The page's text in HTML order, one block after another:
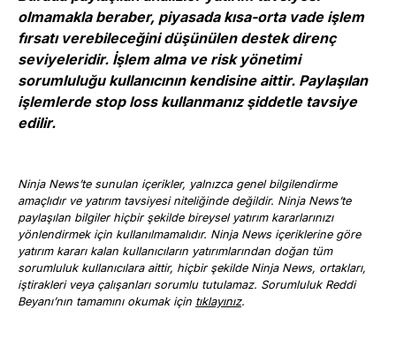
olmamakla beraber, piyasada kısa-orta vade işlem
fırsatı verebileceğini düşünülen destek direnç
seviyeleridir. İşlem alma ve risk yönetimi
sorumluluğu kullanıcının kendisine aittir. Paylaşılan
işlemlerde stop loss kullanmanız şiddetle tavsiye
edilir.
Ninja News’te sunulan içerikler, yalnızca genel bilgilendirme
amaçlıdır ve yatırım tavsiyesi niteliğinde değildir. Ninja News’te
paylaşılan bilgiler hiçbir şekilde bireysel yatırım kararlarınızı
yönlendirmek için kullanılmamalıdır. Ninja News içeriklerine göre
yatırım kararı kalan kullanıcıların yatırımlarından doğan tüm
sorumluluk kullanıcılara aittir, hiçbir şekilde Ninja News, ortakları,
iştirakleri veya çalışanları sorumlu tutulamaz. Sorumluluk Reddi
Beyanı’nın tamamını okumak için tıklayınız.